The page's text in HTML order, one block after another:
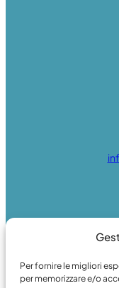
Per fornire le migliori
per memorizzare e/o